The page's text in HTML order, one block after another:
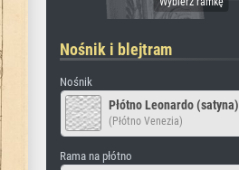
Nośnik i blejtram
Nośnik
Płótno Leonardo (satyna)
(Płótno Venezia)
Rama na płótno